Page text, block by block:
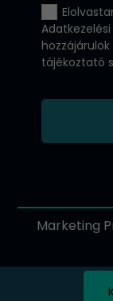
tájékoztató
Marketing